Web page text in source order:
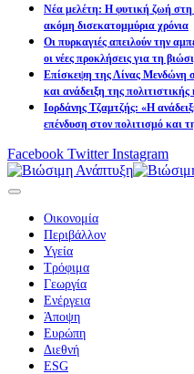
Νέα μελέτη: Η φυτική ζωή στη
ακόμη δισεκατομμύρια χρόνια
Οι πυρκαγιές απειλούν την
οι νέες προκλήσεις για τη
Επίσκεψη της Λίνας Μενδώνη
και ανάδειξη της πολιτιστικής
Ιορδάνης Τζαμτζής: «Η
επένδυση στον πολιτισμό και
Facebook Twitter Instagram
Οικονομία
Περιβάλλον
Υγεία
Τρόφιμα
Γεωργία
Ενέργεια
Άποψη
Ευρώπη
Διεθνή
ESG